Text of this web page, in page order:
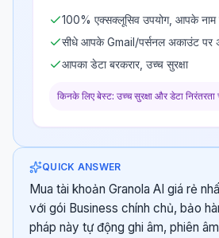
100% एक्सक्लूसिव उपयोग, आपके नाम
सीधे आपके Gmail/पर्सनल अकाउंट पर
आपका डेटा बरकरार, उच्च सुरक्षा
किनके लिए बेस्ट: उच्च सुरक्षा और डेटा निरंतरता
QUICK ANSWER
Mua tài khoản Granola AI giá rẻ
với gói Business chính chủ, bảo
pháp này tự động ghi âm, phiên